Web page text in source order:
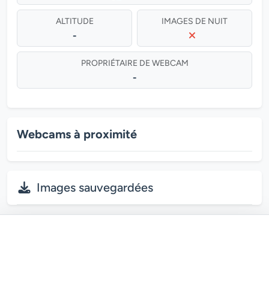
ALTITUDE
-
IMAGES DE NUIT
PROPRIÉTAIRE DE WEBCAM
-
Webcams à proximité
Images sauvegardées